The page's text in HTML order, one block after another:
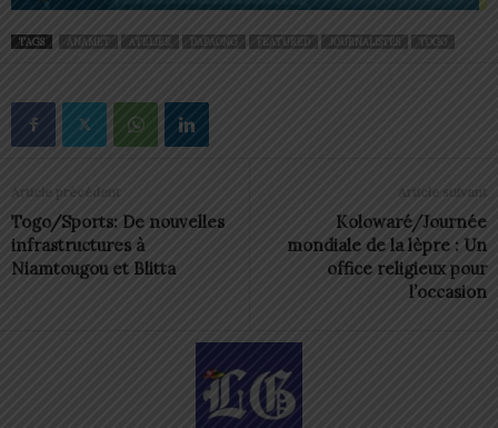
TAGS ANAMET ATELIER DAPAONG FEATURED JOURNALISTES TOGO
Article précédent
Togo/Sports: De nouvelles
infrastructures à
Niamtougou et Blitta
Article suivant
Kolowaré/Journée
mondiale de la lèpre : Un
office religieux pour
l’occasion